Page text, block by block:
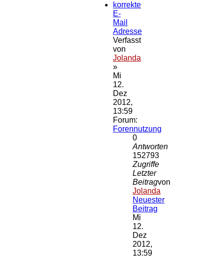
korrekte
E-
Mail
Adresse
Verfasst
von
Jolanda
»
Mi
12.
Dez
2012,
13:59
Forum:
Forennutzung
0
Antworten
152793
Zugriffe
Letzter
Beitragvon
Jolanda
Neuester
Beitrag
Mi
12.
Dez
2012,
13:59